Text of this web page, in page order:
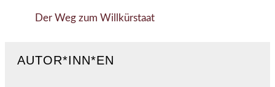
Der Weg zum Willkürstaat
AUTOR*INN*EN